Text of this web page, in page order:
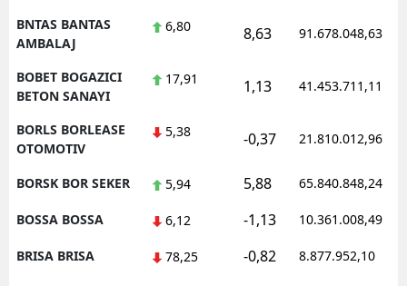
BNTAS BANTAS
AMBALAJ
6,80 8,63 91.678.048,63
BOBET BOGAZICI
BETON SANAYI
17,91 1,13 41.453.711,11
BORLS BORLEASE
OTOMOTIV
5,38 -0,37 21.810.012,96
BORSK BOR SEKER 5,94 5,88 65.840.848,24
BOSSA BOSSA 6,12 -1,13 10.361.008,49
BRISA BRISA 78,25 -0,82 8.877.952,10